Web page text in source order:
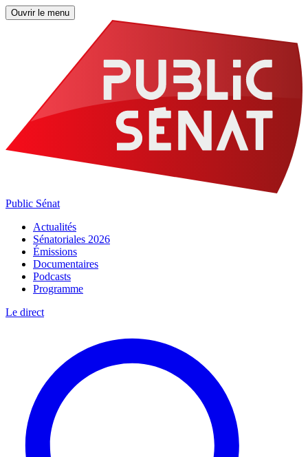
Ouvrir le menu
Public Sénat
Actualités
Sénatoriales 2026
Émissions
Documentaires
Podcasts
Programme
Le direct